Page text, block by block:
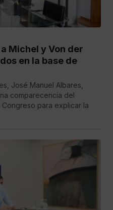
Michel y Von der
en la base de
José Manuel Albares,
comparecencia del
para explicar la